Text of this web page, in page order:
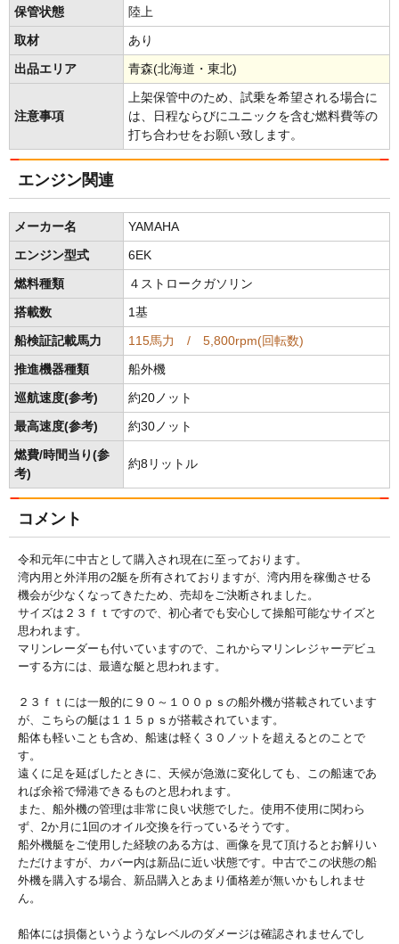
保管状態 陸上
取材 あり
出品エリア 青森(北海道・東北)
注意事項
上架保管中のため、試乗を希望される場合に
は、日程ならびにユニックを含む燃料費等の
打ち合わせをお願い致します。
エンジン関連
メーカー名 YAMAHA
エンジン型式 6EK
燃料種類 ４ストロークガソリン
搭載数 1基
船検証記載馬力 115馬力 / 5,800rpm(回転数)
推進機器種類 船外機
巡航速度(参考) 約20ノット
最高速度(参考) 約30ノット
燃費/時間当り(参
考)
約8リットル
コメント
令和元年に中古として購入され現在に至っております。
湾内用と外洋用の2艇を所有されておりますが、湾内用を稼働させる
機会が少なくなってきたため、売却をご決断されました。
サイズは２３ｆｔですので、初心者でも安心して操船可能なサイズと
思われます。
マリンレーダーも付いていますので、これからマリンレジャーデビュ
ーする方には、最適な艇と思われます。
２３ｆｔには一般的に９０～１００ｐｓの船外機が搭載されています
が、こちらの艇は１１５ｐｓが搭載されています。
船体も軽いことも含め、船速は軽く３０ノットを超えるとのことで
す。
遠くに足を延ばしたときに、天候が急激に変化しても、この船速であ
れば余裕で帰港できるものと思われます。
また、船外機の管理は非常に良い状態でした。使用不使用に関わら
ず、2か月に1回のオイル交換を行っているそうです。
船外機艇をご使用した経験のある方は、画像を見て頂けるとお解りい
ただけますが、カバー内は新品に近い状態です。中古でこの状態の船
外機を購入する場合、新品購入とあまり価格差が無いかもしれませ
ん。
船体には損傷というようなレベルのダメージは確認されませんでし